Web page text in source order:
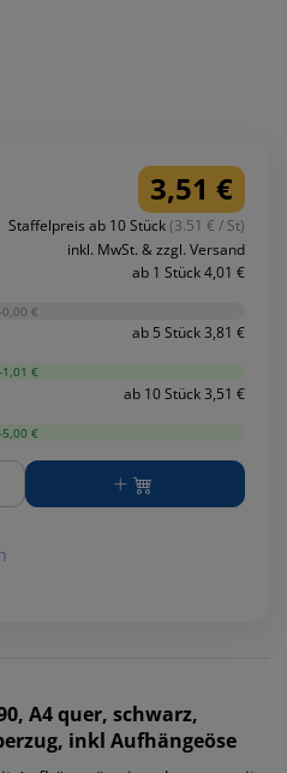
3,51 €
Staffelpreis ab 10 Stück(3.51 € / St)
inkl. MwSt. & zzgl. Versand
ab 1 Stück 4,01 €
-0,00 €
ab 5 Stück 3,81 €
-1,01 €
ab 10 Stück 3,51 €
-5,00 €
A4 quer, schwarz,
inkl Aufhängeöse